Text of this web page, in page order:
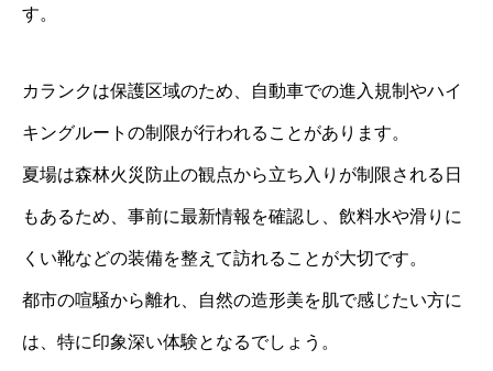
す。
カランクは保護区域のため、自動車での進入規制やハイ
キングルートの制限が行われることがあります。
夏場は森林火災防止の観点から立ち入りが制限される日
もあるため、事前に最新情報を確認し、飲料水や滑りに
くい靴などの装備を整えて訪れることが大切です。
都市の喧騒から離れ、自然の造形美を肌で感じたい方に
は、特に印象深い体験となるでしょう。